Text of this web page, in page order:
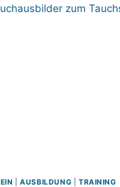
|AUSBILDUNG TRAINING